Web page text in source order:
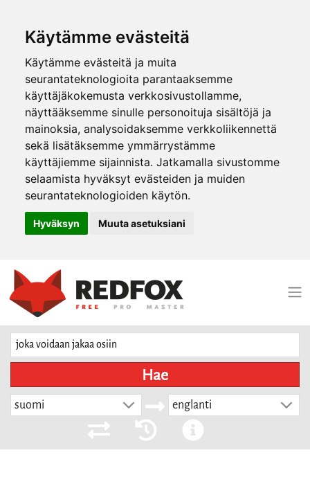
Käytämme evästeitä
Käytämme evästeitä ja muita
seurantateknologioita parantaaksemme
käyttäjäkokemusta verkkosivustollamme,
näyttääksemme sinulle personoituja sisältöjä ja
mainoksia, analysoidaksemme verkkoliikennettä
sekä lisätäksemme ymmärrystämme
käyttäjiemme sijainnista. Jatkamalla sivustomme
selaamista hyväksyt evästeiden ja muiden
seurantateknologioiden käytön.
Hyväksyn Muuta asetuksiani
Hae
suomi englanti